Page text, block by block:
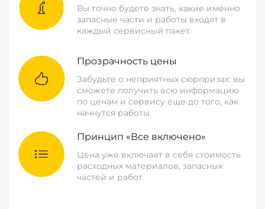
Вы точно будете знать, какие именно
запасные части и работы входят в
каждый сервисный пакет.
Прозрачность цены
Забудьте о неприятных сюрпризах: вы
сможете получить всю информацию
по ценам и сервису еще до того, как
начнутся работы.
Принцип «Все включено»
Цена уже включает в себя стоимость
расходных материалов, запасных
частей и работ.